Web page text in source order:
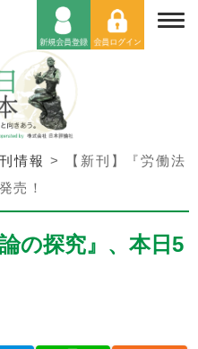
情報 >
【新刊】『労働法
売！
の探究』、本日5